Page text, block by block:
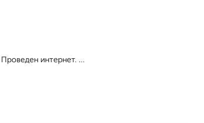
интернет. ...